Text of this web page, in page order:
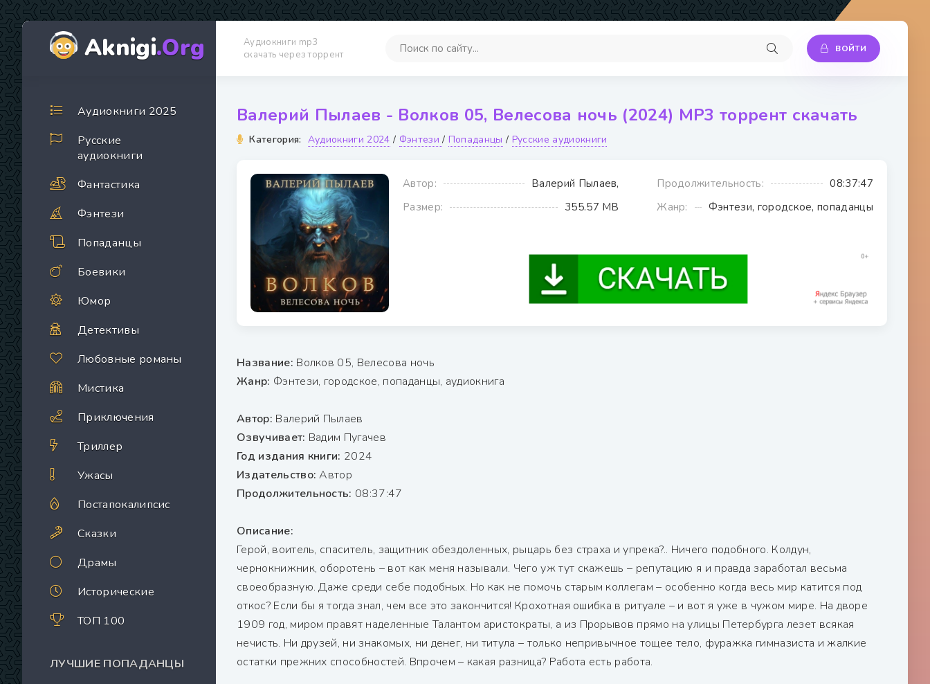
Aknigi.Org
Аудиокниги mp3
скачать через торрент
ВОЙТИ
Аудиокниги 2025
Русские
аудиокниги
Фантастика
Фэнтези
Попаданцы
Боевики
Юмор
Детективы
Любовные романы
Мистика
Приключения
Триллер
Ужасы
Постапокалипсис
Сказки
Драмы
Исторические
ТОП 100
ЛУЧШИЕ ПОПАДАНЦЫ
Валерий Пылаев - Волков 05, Велесова ночь (2024) МР3 торрент скачать
Категория: Аудиокниги 2024 / Фэнтези/ Попаданцы / Русские аудиокниги
Автор: Валерий Пылаев, Продолжительность:
08:37:47
Размер:
355.57 MB Жанр: Фэнтези, городское, попаданцы
Название: Волков 05, Велесова ночь
Жанр: Фэнтези, городское, попаданцы, аудиокнига
Автор: Валерий Пылаев
Озвучивает: Вадим Пугачев
Год издания книги: 2024
Издательство:Автор
Продолжительность: 08:37:47
Описание:
Герой, воитель, спаситель, защитник обездоленных, рыцарь без страха и упрека?.. Ничего подобного. Колдун,
чернокнижник, оборотень – вот как меня называли. Чего уж тут скажешь – репутацию я и правда заработал весьма
своеобразную. Даже среди себе подобных. Но как не помочь старым коллегам – особенно когда весь мир катится под
откос? Если бы я тогда знал, чем все это закончится! Крохотная ошибка в ритуале – и вот я уже в чужом мире. На дворе
1909 год, миром правят наделенные Талантом аристократы, а из Прорывов прямо на улицы Петербурга лезет всякая
нечисть. Ни друзей, ни знакомых, ни денег, ни титула – только непривычное тощее тело, фуражка гимназиста и жалкие
остатки прежних способностей. Впрочем – какая разница? Работа есть работа.